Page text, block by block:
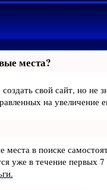
места?
свой сайт, но не
на
места в поиске
уже в течение первых